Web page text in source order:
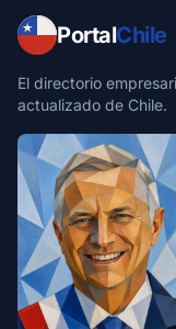
PortalChile
El directorio
actualizado de Chile.